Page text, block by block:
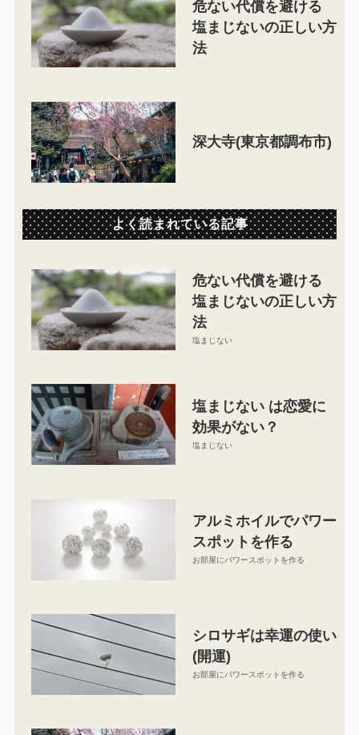
危ない代償を避ける
塩まじないの正しい方
法
深大寺(東京都調布市)
よく読まれている記事
危ない代償を避ける
塩まじないの正しい方
法
塩まじない
塩まじない は恋愛に
効果がない？
塩まじない
アルミホイルでパワー
スポットを作る
お部屋にパワースポットを作る
シロサギは幸運の使い
(開運)
お部屋にパワースポットを作る